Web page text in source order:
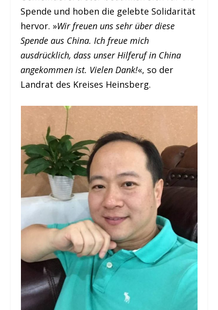
Spende und hoben die gelebte Solidarität
hervor. »Wir freuen uns sehr über diese
Spende aus China. Ich freue mich
ausdrücklich, dass unser Hilferuf in China
angekommen ist. Vielen Dank!«, so der
Landrat des Kreises Heinsberg.